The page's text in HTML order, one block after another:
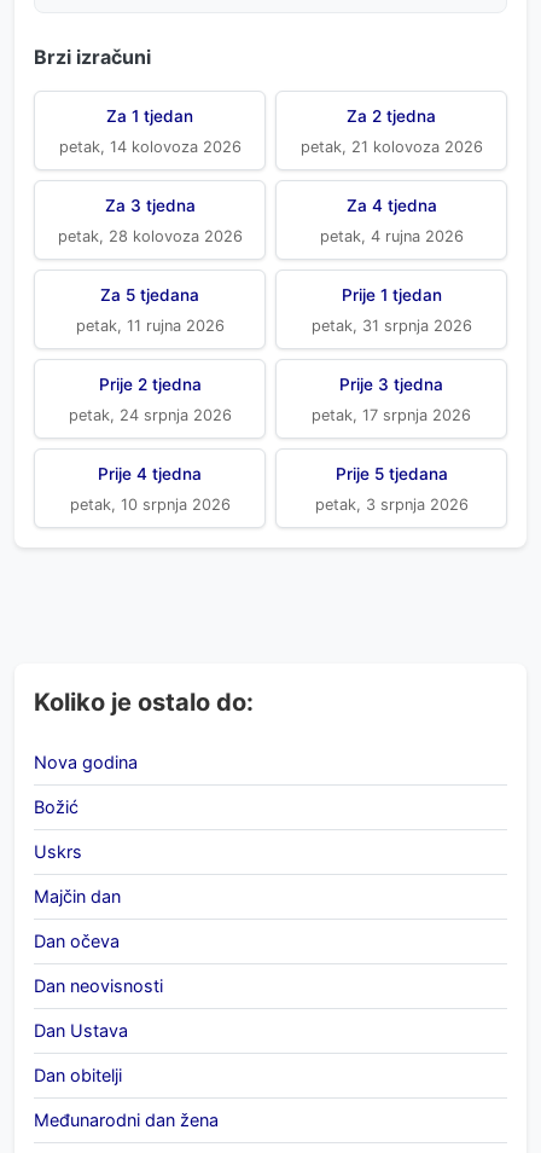
Brzi izračuni
Za 1 tjedan
petak, 14 kolovoza 2026
Za 2 tjedna
petak, 21 kolovoza 2026
Za 3 tjedna
petak, 28 kolovoza 2026
Za 4 tjedna
petak, 4 rujna 2026
Za 5 tjedana
petak, 11 rujna 2026
Prije 1 tjedan
petak, 31 srpnja 2026
Prije 2 tjedna
petak, 24 srpnja 2026
Prije 3 tjedna
petak, 17 srpnja 2026
Prije 4 tjedna
petak, 10 srpnja 2026
Prije 5 tjedana
petak, 3 srpnja 2026
Koliko je ostalo do:
Nova godina
Božić
Uskrs
Majčin dan
Dan očeva
Dan neovisnosti
Dan Ustava
Dan obitelji
Međunarodni dan žena